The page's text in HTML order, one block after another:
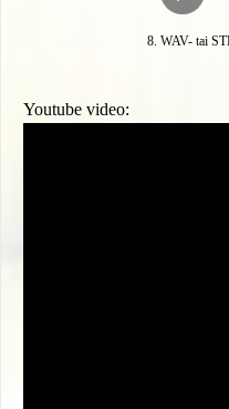
WAV- tai
Youtube video: